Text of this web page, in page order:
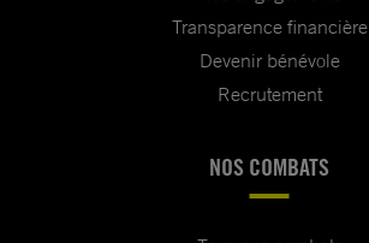
Transparence financière
Devenir bénévole
Recrutement
NOS COMBATS